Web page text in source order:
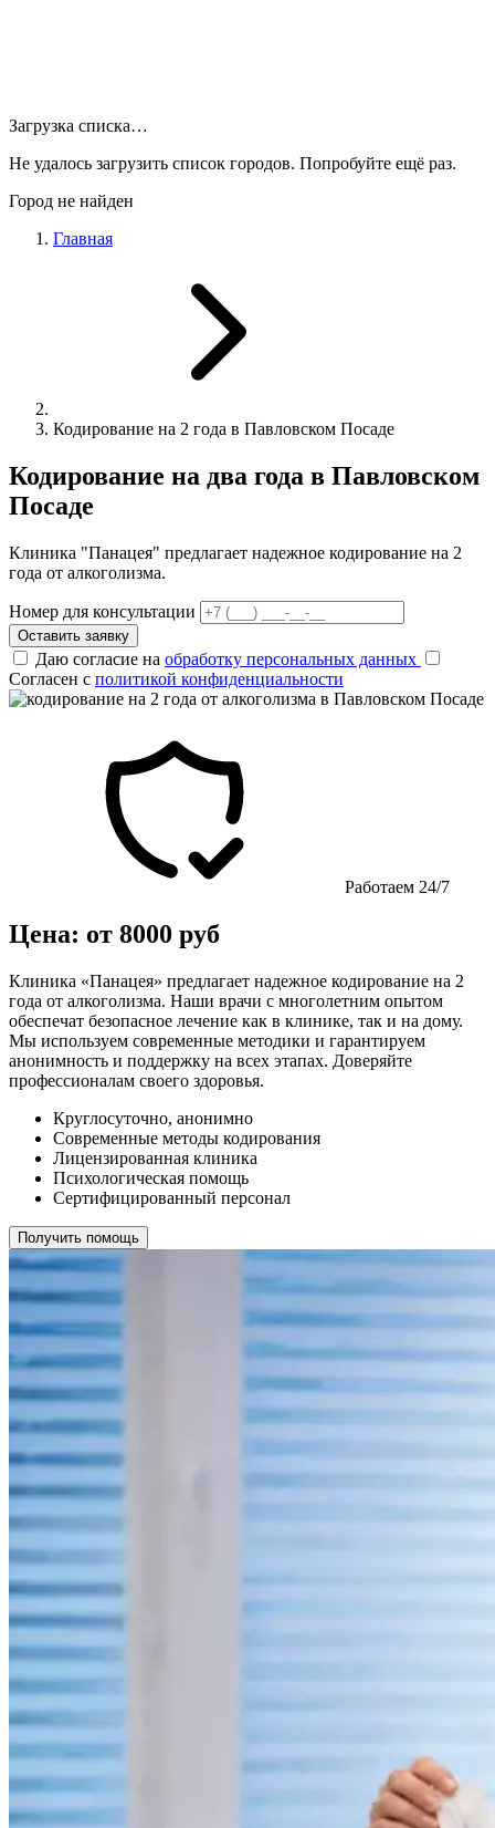
Загрузка списка…
Не удалось загрузить список городов. Попробуйте ещё раз.
Город не найден
Главная
Кодирование на 2 года в Павловском Посаде
Кодирование на два года в Павловском
Посаде
Клиника "Панацея" предлагает надежное кодирование на 2
года от алкоголизма.
Номер для консультации
Оставить заявку
Даю согласие на обработку персональных данных
Согласен с политикой конфиденциальности
Работаем 24/7
Цена: от 8000 руб
Клиника «Панацея» предлагает надежное кодирование на 2
года от алкоголизма. Наши врачи с многолетним опытом
обеспечат безопасное лечение как в клинике, так и на дому.
Мы используем современные методики и гарантируем
анонимность и поддержку на всех этапах. Доверяйте
профессионалам своего здоровья.
Круглосуточно, анонимно
Современные методы кодирования
Лицензированная клиника
Психологическая помощь
Сертифицированный персонал
Получить помощь